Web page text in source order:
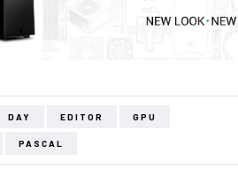
DAY EDITOR GPU
PASCAL